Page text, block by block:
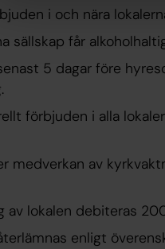
i och nära
sällskap får
5 dagar före
förbjuden i alla
medverkan av
av lokalen debiteras
enligt